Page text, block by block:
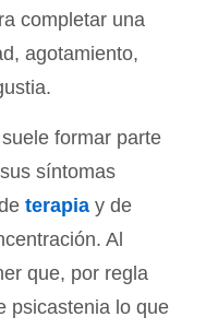
completar una
agotamiento,
formar parte
síntomas
terapia y de
Al
que, por regla
psicastenia lo que